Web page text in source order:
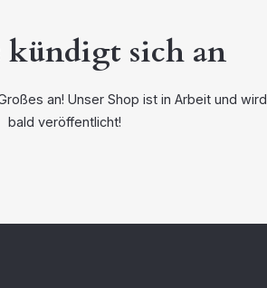
kündigt sich an
an! Unser Shop ist in Arbeit und wird
bald veröffentlicht!